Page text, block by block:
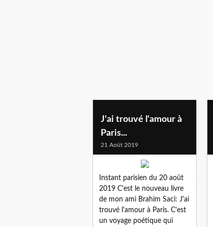
J'ai trouvé l'amour à
Paris...
21 Août 2019
Instant parisien du 20 août
2019 C'est le nouveau livre
de mon ami Brahim Saci: J'ai
trouvé l'amour à Paris. C'est
un voyage poétique qui